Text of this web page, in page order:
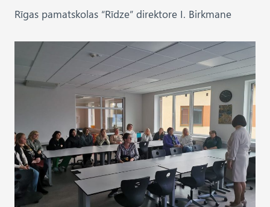
Rīgas pamatskolas “Rīdze” direktore I. Birkmane